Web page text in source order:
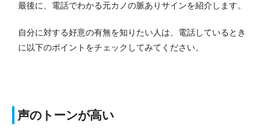
最後に、電話でわかる元カノの脈ありサインを紹介します。
自分に対する好意の有無を知りたい人は、電話しているとき
に以下のポイントをチェックしてみてください。
声のトーンが高い